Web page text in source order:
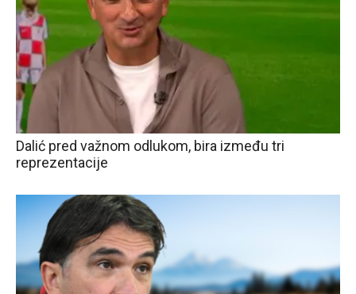
Dalić pred važnom odlukom, bira između tri
reprezentacije